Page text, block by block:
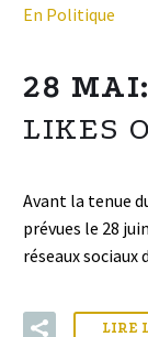
En Politique
28 MAI:
LIKES
Avant la tenue
prévues le 28
réseaux sociaux
LIRE